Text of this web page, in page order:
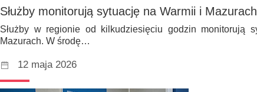
Służby monitorują sytuację na Warmii i Mazurach
Służby w regionie od kilkudziesięciu godzin monitorują
Mazurach. W środę…
12 maja 2026